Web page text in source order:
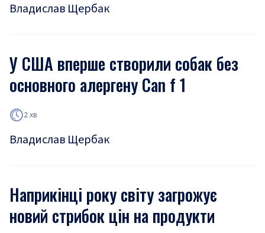
Владислав Щербак
У США вперше створили собак без
основного алергену Can f 1
2 хв
Владислав Щербак
Наприкінці року світу загрожує
новий стрибок цін на продукти